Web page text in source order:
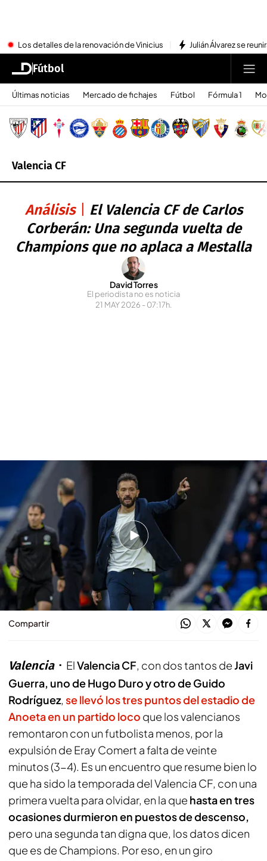
Los detalles de la renovación de Vinicius Julián Álvarez se
Fútbol
Últimas noticias Mercado de fichajes Fútbol Fórmula 1
Valencia CF
Análisis
El Valencia CF de Carlos
Corberán: Una segunda vuelta de
Champions que no aplaca a Mestalla
David Torres
El periodista no es noticia
21 MAY 2026 - 07:17h.
El Valencia CF celebra su triunfo en Anoeta
Ha sumado 29 puntos por 17 de la primera:
Sobresaliente fuera de casa, pero críticas en
Mestalla
Otra vez Mestalla tiene la pelota en su tejado:
yo, lo tengo claro
Compartir
Valencia ElValencia CF, con dos tantos deJavi
Guerra, uno de Hugo Duro y otro de Guido
Rodríguez, se llevó los tres puntos del estadio de
Anoeta en un partido loco que los valencianos
remontaron con un futbolista menos, por la
expulsión de Eray Comert a falta de veinte
minutos (3-4). Es un encuentro que resume bien lo
que ha sido la temporada del Valencia CF, con una
primera vuelta para olvidar, en la que hasta en tres
ocasiones durmieron en puestos de descenso,
pero una segunda tan digna que, los datos dicen
que es de Champions. Por eso, en un giro